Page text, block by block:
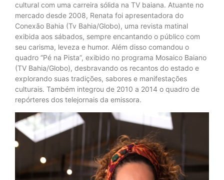
cultural com uma carreira sólida na TV baiana. Atuante no
mercado desde 2008, Renata foi apresentadora do
Conexão Bahia (Tv Bahia/Globo), uma revista matinal
exibida aos sábados, sempre encantando o público com
seu carisma, leveza e humor. Além disso comandou o
quadro “Pé na Pista”, exibido no programa Mosaico Baiano
(TV Bahia/Globo), desbravando os recantos do estado e
explorando suas tradições, sabores e manifestações
culturais. Também integrou de 2010 a 2014 o quadro de
repórteres dos telejornais da emissora.